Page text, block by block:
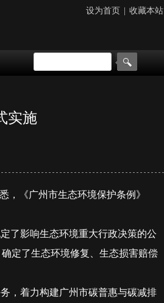
设为首页 收藏本站
实施
，《广州市生态环境保护条例》
了影响生态环境重大行政决策的公
定了生态环境修复、生态损害赔偿
，着力构建广州市碳普惠与碳减排